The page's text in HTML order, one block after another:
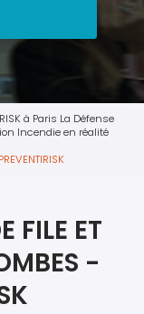
à Paris La Défense
Incendie en réalité
FILE ET
-